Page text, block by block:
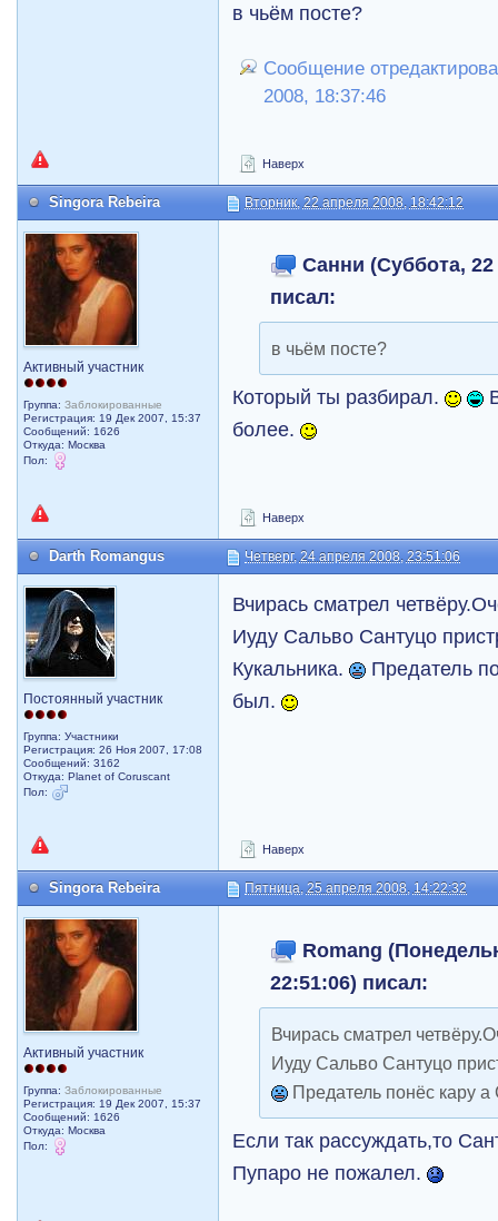
в чьём посте?
Сообщение
2008, 18:37:46
Наверх
Singora Rebeira Вторник, 22 апреля 2008, 18:42:12
Активный участник
Группа:Заблокированные
Регистрация: 19 Дек 2007, 15:37
Сообщений: 1626
Откуда: Москва
Пол:
Санни (Суббота, 22
писал:
в чьём посте?
Который ты разбирал.
более.
Наверх
Darth Romangus Четверг, 24 апреля 2008, 23:51:06
Постоянный участник
Группа: Участники
Регистрация: 26 Ноя 2007, 17:08
Сообщений: 3162
Откуда: Planet of Coruscant
Пол:
Вчирась сматрел
Иуду Сальво Сантуцо
Кукальника.
Предатель
был.
Наверх
Singora Rebeira Пятница, 25 апреля 2008, 14:22:32
Активный участник
Группа:Заблокированные
Регистрация: 19 Дек 2007, 15:37
Сообщений: 1626
Откуда: Москва
Пол:
Romang
22:51:06) писал:
Вчирась сматрел
Иуду Сальво Сантуцо
Предатель понёс кару
Если так рассуждать,то
Пупаро не пожалел.